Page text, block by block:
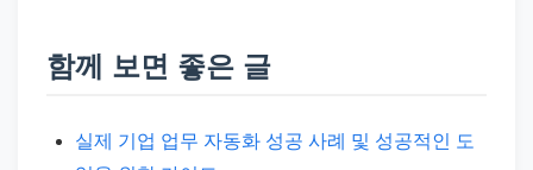
함께 보면 좋은 글
실제 기업 업무 자동화 성공 사례 및 성공적인 도